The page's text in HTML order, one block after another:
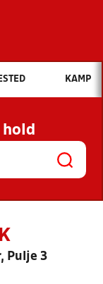
du søge efter?
NYHEDER
OG
KAMP
Pulje 3